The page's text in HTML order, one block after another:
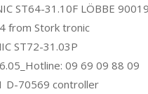
ST64-31.10F LÖBBE
from Stork tronic
ST72-31.03P
09 69 09 88 09
D-70569 controller